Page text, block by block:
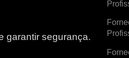
garantir segurança.